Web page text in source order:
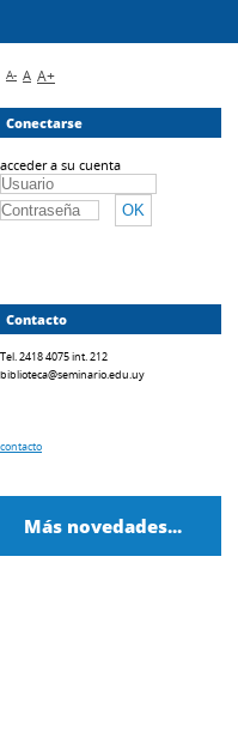
A- A A+
Conectarse
acceder a su cuenta
Contacto
Tel. 2418 4075 int. 212
biblioteca@seminario.edu.uy
contacto
Más novedades...